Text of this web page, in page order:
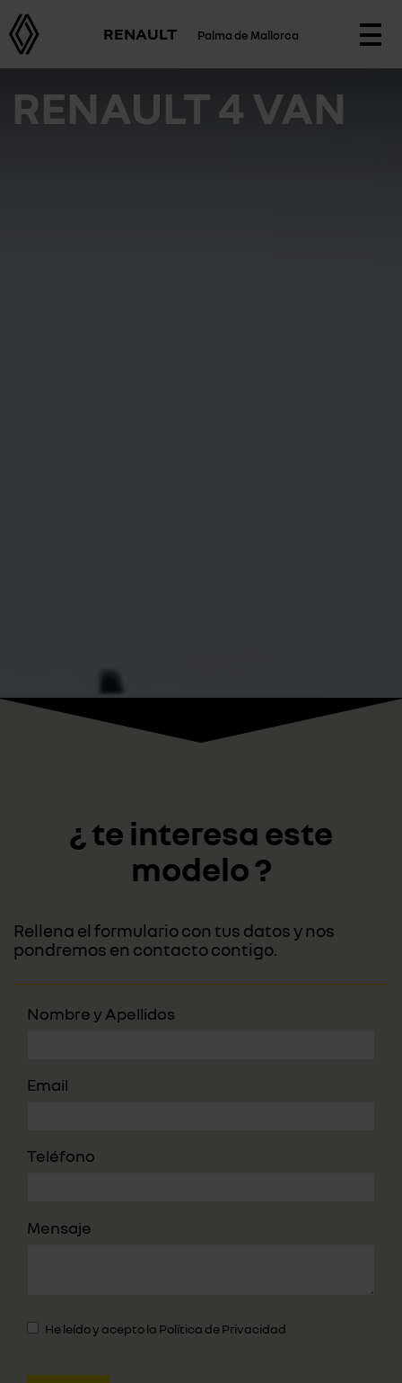
RENAULT Palma de Mallorca
RENAULT 4 VAN
¿ te interesa este
modelo ?
Rellena el formulario con tus datos y nos
pondremos en contacto contigo.
Nombre y Apellidos
Email
Teléfono
Mensaje
He leído y acepto la Política de Privacidad